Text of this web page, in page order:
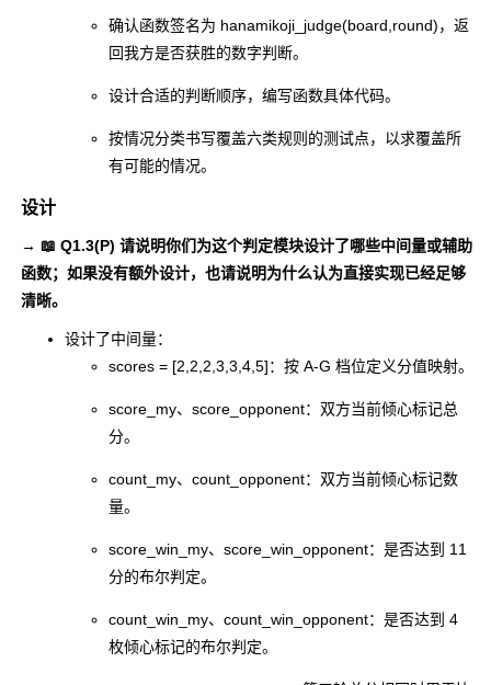
例、编码实现测
Implement
REPORTIN
15
- 质量报告（评估设
有效性）
- Quality
- 计算工作量
- Size
进计划（总结过程
中的问题和改进
-
m &
Improveme
TOTAL 66 70
确认函数签名为 hanamikoji_judge(board,round)，返
回我方是否获胜的数字判断。
设计合适的判断顺序，编写函数具体代码。
按情况分类书写覆盖六类规则的测试点，以求覆盖所
有可能的情况。
设计
→ 📖 Q1.3(P) 请说明你们为这个判定模块设计了哪些中间量或辅助
函数；如果没有额外设计，也请说明为什么认为直接实现已经足够
清晰。
设计了中间量：
scores = [2,2,2,3,3,4,5]：按 A-G 档位定义分值映射。
score_my、 score_opponent：双方当前倾心标记总
分。
count_my、 count_opponent：双方当前倾心标记数
量。
score_win_my、 score_win_opponent：是否达到 11
分的布尔判定。
count_win_my、 count_win_opponent：是否达到 4
枚倾心标记的布尔判定。